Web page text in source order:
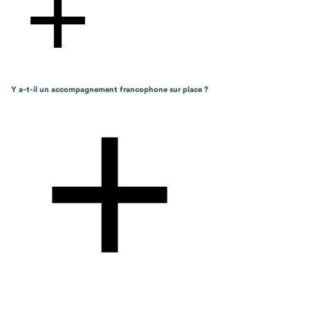
Y a-t-il un accompagnement francophone sur place ?